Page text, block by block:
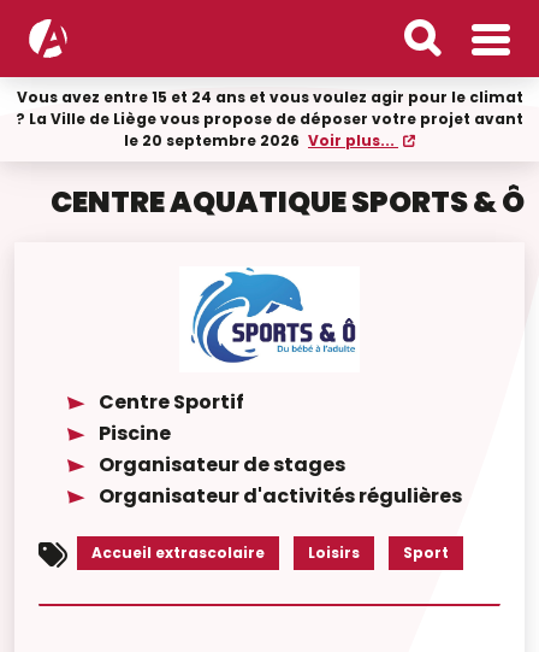
Vous avez entre 15 et 24 ans et vous voulez agir pour le climat
? La Ville de Liège vous propose de déposer votre projet avant
le 20 septembre 2026 Voir plus...
CENTRE AQUATIQUE SPORTS & Ô
Centre Sportif
Piscine
Organisateur de stages
Organisateur d'activités régulières
Accueil extrascolaire Loisirs Sport